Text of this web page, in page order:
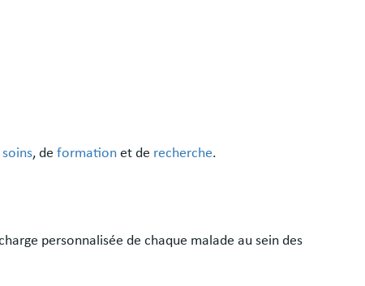
soins, de formation et de recherche.
personnalisée de chaque malade au sein des